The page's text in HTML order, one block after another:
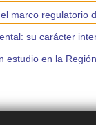
marco regulatorio
su carácter
estudio en la